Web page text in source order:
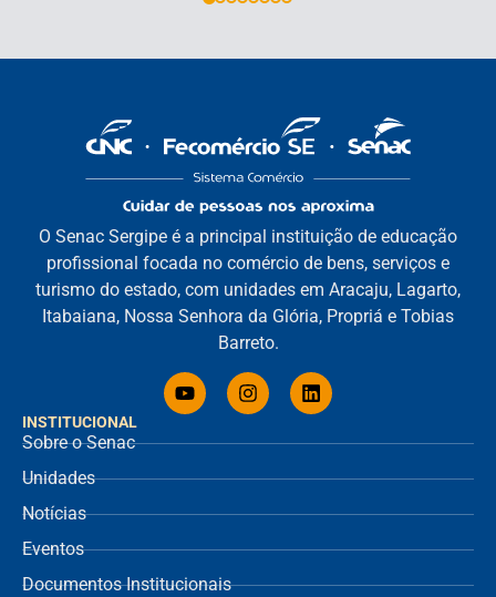
INSTITUCIONAL
Sobre o Senac
Unidades
Notícias
Eventos
Documentos Institucionais
O Senac Sergipe é a principal instituição de educação
profissional focada no comércio de bens, serviços e
turismo do estado, com unidades em Aracaju, Lagarto,
Itabaiana, Nossa Senhora da Glória, Propriá e Tobias
Barreto.